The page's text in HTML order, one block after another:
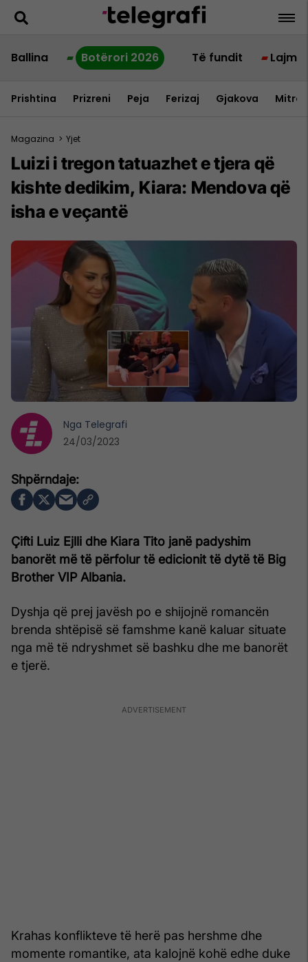
Ballina Botërori 2026 Të fundit Lajme
Prishtina Prizreni Peja Ferizaj Gjakova
Magazina > Yjet
Luizi i tregon tatuazhet e tjera që
kishte dedikim, Kiara: Mendova që
isha e veçantë
Çifti Luiz Ejlli dhe Kiara Tito janë padyshim
banorët më të përfolur të edicionit të dytë të Big
Brother VIP Albania.
Dyshja që prej javësh po e shijojnë romancën
brenda shtëpisë së famshme kanë kaluar situate
nga më të ndryshmet së bashku dhe me banorët
e tjerë.
Krahas konflikteve të herë pas hershme dhe
momente romantike, ata kalojnë kohë edhe duke
Nga Telegrafi
24/03/2023